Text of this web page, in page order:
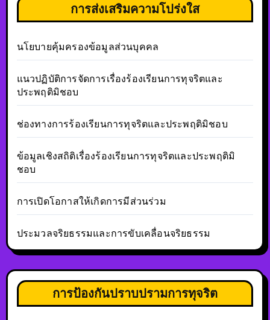
การส่งเสริมความโปร่งใส
นโยบายคุ้มครองข้อมูลส่วนบุคคล
แนวปฏิบัติการจัดการเรื่องร้องเรียนการทุจริตและ
ประพฤติมิชอบ
ช่องทางการร้องเรียนการทุจริตและประพฤติมิชอบ
ข้อมูลเชิงสถิติเรื่องร้องเรียนการทุจริตและประพฤติมิ
ชอบ
การเปิดโอกาสให้เกิดการมีส่วนร่วม
ประมวลจริยธรรมและการขับเคลื่อนจริยธรรม
การป้องกันปราบปรามการทุจริต